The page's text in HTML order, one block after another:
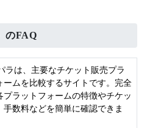
のFAQ
ラは、主要なチケット販売プラ
ームを比較するサイトです。完全
プラットフォームの特徴やチケッ
手数料などを簡単に確認できま